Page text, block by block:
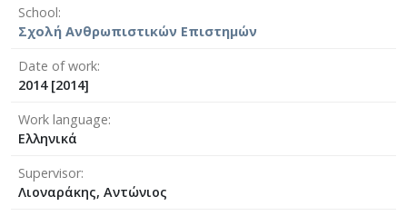
School
Σχολή Ανθρωπιστικών Επιστημών
Date of work
2014 [2014]
Work language
Ελληνικά
Supervisor
Λιοναράκης, Αντώνιος